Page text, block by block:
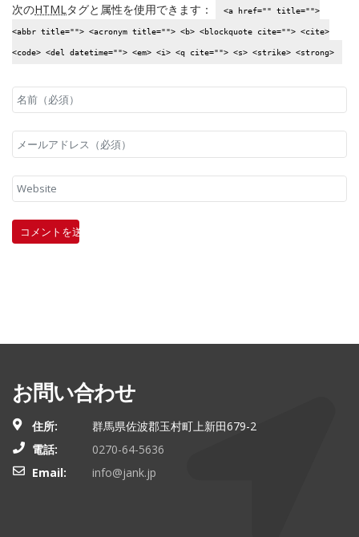
次のHTML タグと属性を使用できます： <a href="" title="">
<abbr title=""> <acronym title=""> <b> <blockquote cite=""> <cite>
<code> <del datetime=""> <em> <i> <q cite=""> <s> <strike> <strong>
お問い合わせ
住所:
群馬県佐波郡玉村町上新田679-2
電話:
0270-64-5636
Email:
info@jank.jp